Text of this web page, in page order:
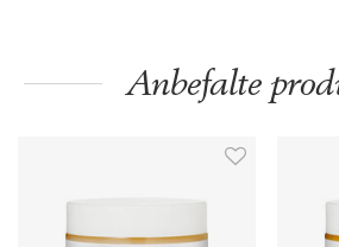
Anbefalte